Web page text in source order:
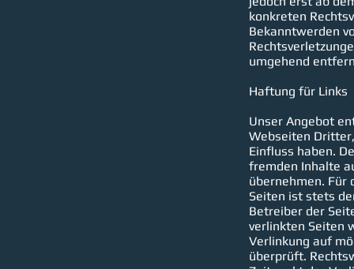
konkreten
Bekanntwerden
umgehend
Haftung für Links
Unser Angebot
Webseiten
Einfluss haben.
fremden Inhalte
übernehmen. Für
Seiten ist stets
Betreiber der
verlinkten Seiten
Verlinkung auf
überprüft.